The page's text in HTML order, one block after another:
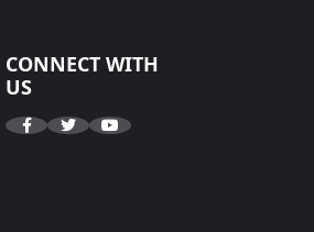
CONNECT WITH
US